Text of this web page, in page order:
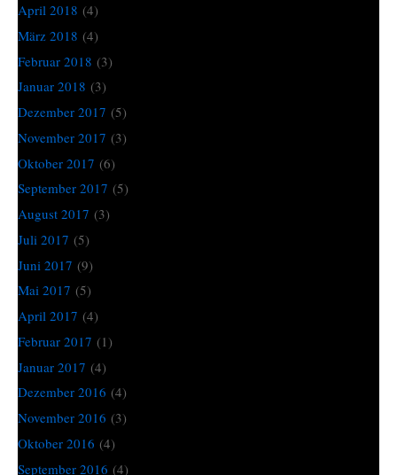
April 2018 (4)
März 2018 (4)
Februar 2018 (3)
Januar 2018 (3)
Dezember 2017 (5)
November 2017 (3)
Oktober 2017 (6)
September 2017 (5)
August 2017 (3)
Juli 2017 (5)
Juni 2017 (9)
Mai 2017 (5)
April 2017 (4)
Februar 2017 (1)
Januar 2017 (4)
Dezember 2016 (4)
November 2016 (3)
Oktober 2016 (4)
September 2016 (4)